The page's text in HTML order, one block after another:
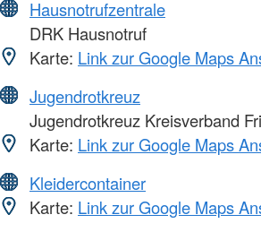
Hausnotrufzentrale
DRK Hausnotruf
Karte: Link zur Google Maps
Jugendrotkreuz
Jugendrotkreuz Kreisverband
Karte: Link zur Google Maps
Kleidercontainer
Karte: Link zur Google Maps